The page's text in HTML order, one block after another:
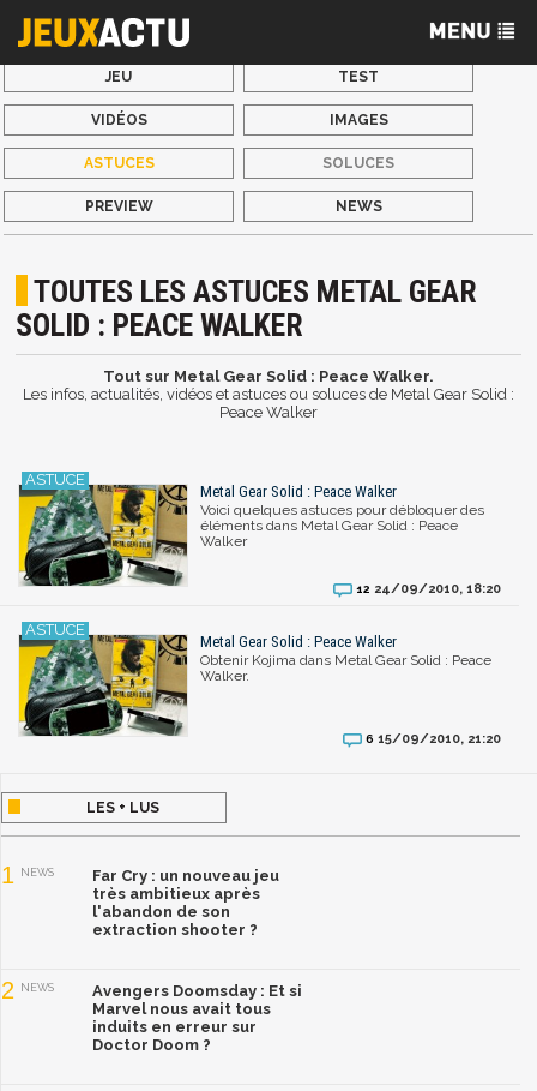
JEU TEST
VIDÉOS IMAGES
ASTUCES SOLUCES
PREVIEW NEWS
TOUTES LES ASTUCES METAL GEAR
SOLID : PEACE WALKER
Tout sur Metal Gear Solid : Peace Walker.
Les infos, actualités, vidéos et astuces ou soluces de Metal Gear Solid :
Peace Walker
Metal Gear Solid : Peace Walker
Voici quelques astuces pour débloquer des
éléments dans Metal Gear Solid : Peace
Walker
12 24/09/2010, 18:20
Metal Gear Solid : Peace Walker
Obtenir Kojima dans Metal Gear Solid : Peace
Walker.
6 15/09/2010, 21:20
LES + LUS
1 NEWS
Far Cry : un nouveau jeu
très ambitieux après
l'abandon de son
extraction shooter ?
2 NEWS
Avengers Doomsday : Et si
Marvel nous avait tous
induits en erreur sur
Doctor Doom ?